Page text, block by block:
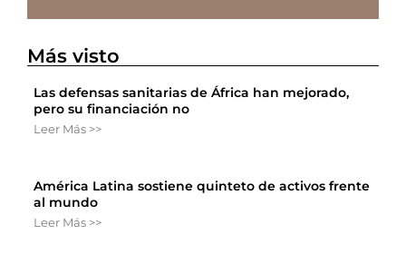
Más visto
Las defensas sanitarias de África han mejorado,
pero su financiación no
Leer Más >>
América Latina sostiene quinteto de activos frente
al mundo
Leer Más >>